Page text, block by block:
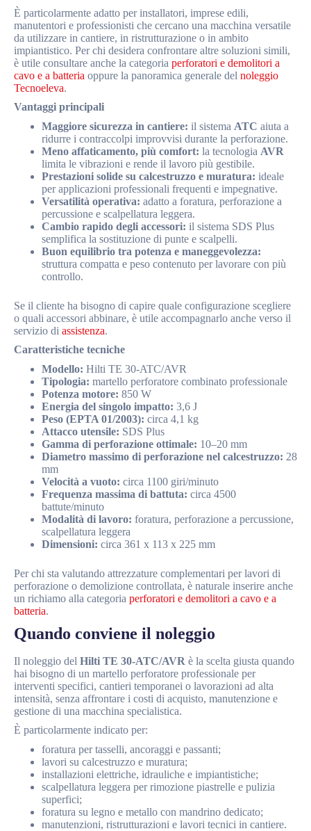
È particolarmente adatto per installatori, imprese edili,
manutentori e professionisti che cercano una macchina versatile
da utilizzare in cantiere, in ristrutturazione o in ambito
impiantistico. Per chi desidera confrontare altre soluzioni simili,
è utile consultare anche la categoria perforatori e demolitori a
cavo e a batteria oppure la panoramica generale del noleggio
Tecnoeleva.
Vantaggi principali
Maggiore sicurezza in cantiere: il sistema ATC aiuta a
ridurre i contraccolpi improvvisi durante la perforazione.
Meno affaticamento, più comfort: la tecnologia AVR
limita le vibrazioni e rende il lavoro più gestibile.
Prestazioni solide su calcestruzzo e muratura: ideale
per applicazioni professionali frequenti e impegnative.
Versatilità operativa: adatto a foratura, perforazione a
percussione e scalpellatura leggera.
Cambio rapido degli accessori: il sistema SDS Plus
semplifica la sostituzione di punte e scalpelli.
Buon equilibrio tra potenza e maneggevolezza:
struttura compatta e peso contenuto per lavorare con più
controllo.
Se il cliente ha bisogno di capire quale configurazione scegliere
o quali accessori abbinare, è utile accompagnarlo anche verso il
servizio di assistenza.
Caratteristiche tecniche
Modello: Hilti TE 30-ATC/AVR
Tipologia: martello perforatore combinato professionale
Potenza motore: 850 W
Energia del singolo impatto: 3,6 J
Peso (EPTA 01/2003): circa 4,1 kg
Attacco utensile: SDS Plus
Gamma di perforazione ottimale: 10–20 mm
Diametro massimo di perforazione nel calcestruzzo: 28
mm
Velocità a vuoto: circa 1100 giri/minuto
Frequenza massima di battuta: circa 4500
battute/minuto
Modalità di lavoro: foratura, perforazione a percussione,
scalpellatura leggera
Dimensioni: circa 361 x 113 x 225 mm
Per chi sta valutando attrezzature complementari per lavori di
perforazione o demolizione controllata, è naturale inserire anche
un richiamo alla categoria perforatori e demolitori a cavo e a
batteria.
Quando conviene il noleggio
Il noleggio del Hilti TE 30-ATC/AVR è la scelta giusta quando
hai bisogno di un martello perforatore professionale per
interventi specifici, cantieri temporanei o lavorazioni ad alta
intensità, senza affrontare i costi di acquisto, manutenzione e
gestione di una macchina specialistica.
È particolarmente indicato per:
foratura per tasselli, ancoraggi e passanti;
lavori su calcestruzzo e muratura;
installazioni elettriche, idrauliche e impiantistiche;
scalpellatura leggera per rimozione piastrelle e pulizia
superfici;
foratura su legno e metallo con mandrino dedicato;
manutenzioni, ristrutturazioni e lavori tecnici in cantiere.